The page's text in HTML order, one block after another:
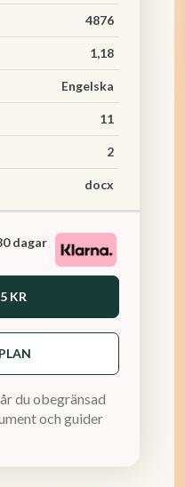
4876
1,18
Engelska
11
2
docx
dagar
KR
du obegränsad
och guider